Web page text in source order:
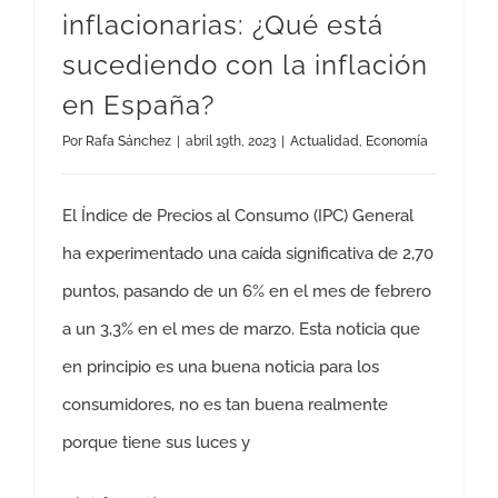
inflacionarias: ¿Qué está
sucediendo con la inflación
en España?
Por Rafa Sánchez abril 19th, 2023 Actualidad, Economía
El Índice de Precios al Consumo (IPC) General
ha experimentado una caída significativa de 2,70
puntos, pasando de un 6% en el mes de febrero
a un 3,3% en el mes de marzo. Esta noticia que
en principio es una buena noticia para los
consumidores, no es tan buena realmente
porque tiene sus luces y